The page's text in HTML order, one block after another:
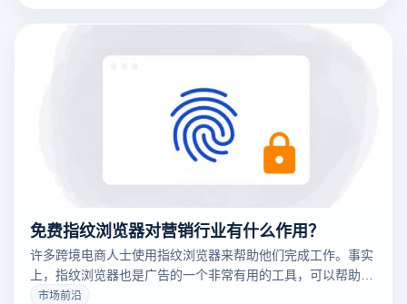
很大的不同
免费指纹浏览器对营销行业有什么作用？
许多跨境电商人士使用指纹浏览器来帮助他们完成工作。事实
上，指纹浏览器也是广告的一个非常有用的工具，可以帮助广
告营销人员解决许多问题。
市场前沿